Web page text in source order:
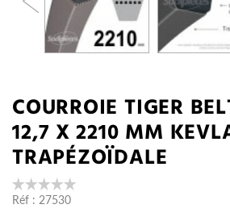
COURROIE TIGER
12,7 X 2210 MM
TRAPÉZOÏDALE
Réf : 27530